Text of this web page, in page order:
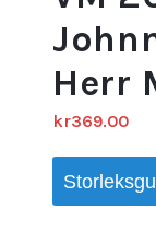
Herr
kr369.00